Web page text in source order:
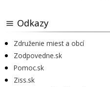
Odkazy
Združenie miest a obcí
Zodpovedne.sk
Pomoc.sk
Ziss.sk